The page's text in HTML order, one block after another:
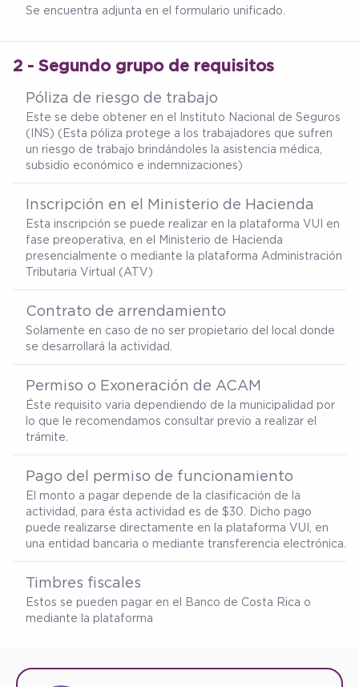
Se encuentra adjunta en el formulario unificado.
2 - Segundo grupo de requisitos
Póliza de riesgo de trabajo
Este se debe obtener en el Instituto Nacional de Seguros
(INS) (Esta póliza protege a los trabajadores que sufren
un riesgo de trabajo brindándoles la asistencia médica,
subsidio económico e indemnizaciones)
Inscripción en el Ministerio de Hacienda
Esta inscripción se puede realizar en la plataforma VUI en
fase preoperativa, en el Ministerio de Hacienda
presencialmente o mediante la plataforma Administración
Tributaria Virtual (ATV)
Contrato de arrendamiento
Solamente en caso de no ser propietario del local donde
se desarrollará la actividad.
Permiso o Exoneración de ACAM
Éste requisito varia dependiendo de la municipalidad por
lo que le recomendamos consultar previo a realizar el
trámite.
Pago del permiso de funcionamiento
El monto a pagar depende de la clasificación de la
actividad, para ésta actividad es de $30. Dicho pago
puede realizarse directamente en la plataforma VUI, en
una entidad bancaria o mediante transferencia electrónica.
Timbres fiscales
Estos se pueden pagar en el Banco de Costa Rica o
mediante la plataforma